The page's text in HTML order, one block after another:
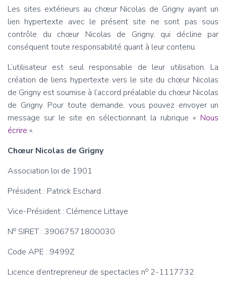
Les sites extérieurs au chœur Nicolas de Grigny ayant un
lien hypertexte avec le présent site ne sont pas sous
contrôle du chœur Nicolas de Grigny, qui décline par
conséquent toute responsabilité quant à leur contenu.
L’utilisateur est seul responsable de leur utilisation. La
création de liens hypertexte vers le site du chœur Nicolas
de Grigny est soumise à l’accord préalable du chœur Nicolas
de Grigny. Pour toute demande, vous pouvez envoyer un
message sur le site en sélectionnant la rubrique « Nous
écrire ».
Chœur Nicolas de Grigny
Association loi de 1901
Président : Patrick Eschard
Vice-Président : Clémence Littaye
No SIRET : 39067571800030
Code APE : 9499Z
Licence d’entrepreneur de spectacles no 2-1117732